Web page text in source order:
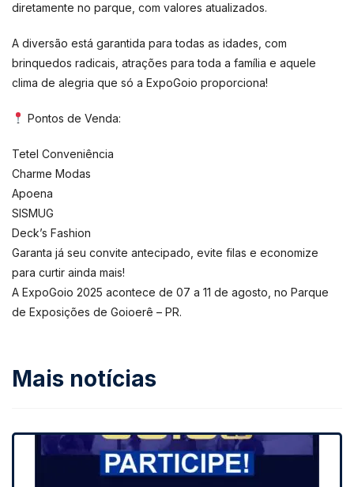
diretamente no parque, com valores atualizados.
A diversão está garantida para todas as idades, com
brinquedos radicais, atrações para toda a família e aquele
clima de alegria que só a ExpoGoio proporciona!
Pontos de Venda:
Tetel Conveniência
Charme Modas
Apoena
SISMUG
Deck’s Fashion
Garanta já seu convite antecipado, evite filas e economize
para curtir ainda mais!
A ExpoGoio 2025 acontece de 07 a 11 de agosto, no Parque
de Exposições de Goioerê – PR.
Mais notícias